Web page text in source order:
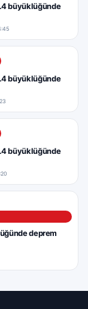
büyüklüğünde
büyüklüğünde
büyüklüğünde
deprem